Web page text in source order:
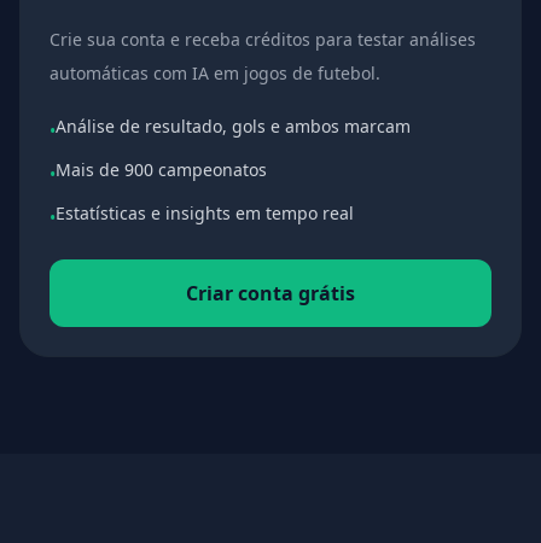
Crie sua conta e receba créditos para testar análises
automáticas com IA em jogos de futebol.
•Análise de resultado, gols e ambos marcam
•Mais de 900 campeonatos
•Estatísticas e insights em tempo real
Criar conta grátis